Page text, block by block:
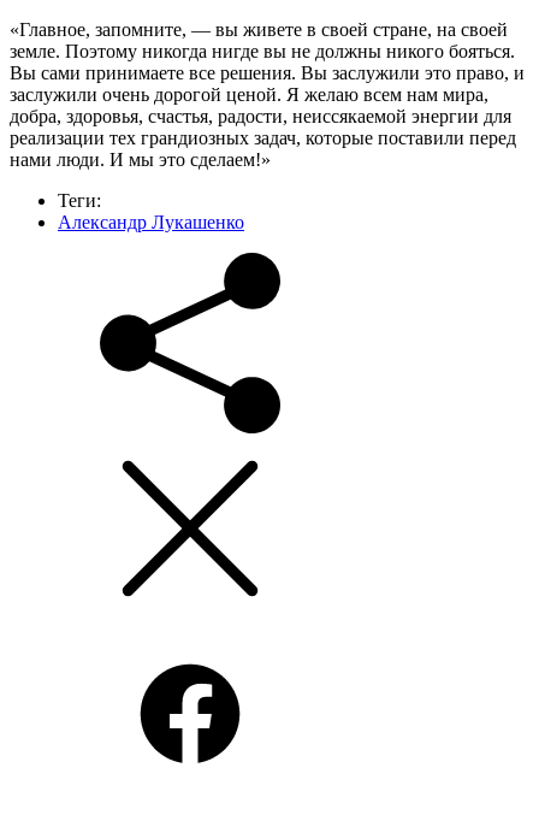
«Главное, запомните, — вы живете в своей стране, на своей
земле. Поэтому никогда нигде вы не должны никого бояться.
Вы сами принимаете все решения. Вы заслужили это право, и
заслужили очень дорогой ценой. Я желаю всем нам мира,
добра, здоровья, счастья, радости, неиссякаемой энергии для
реализации тех грандиозных задач, которые поставили перед
нами люди. И мы это сделаем!»
Теги:
Александр Лукашенко